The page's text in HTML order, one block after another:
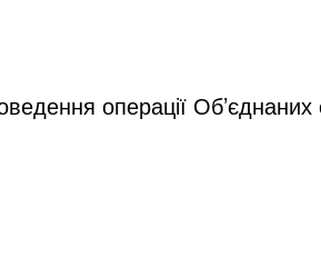
операції Об’єднаних